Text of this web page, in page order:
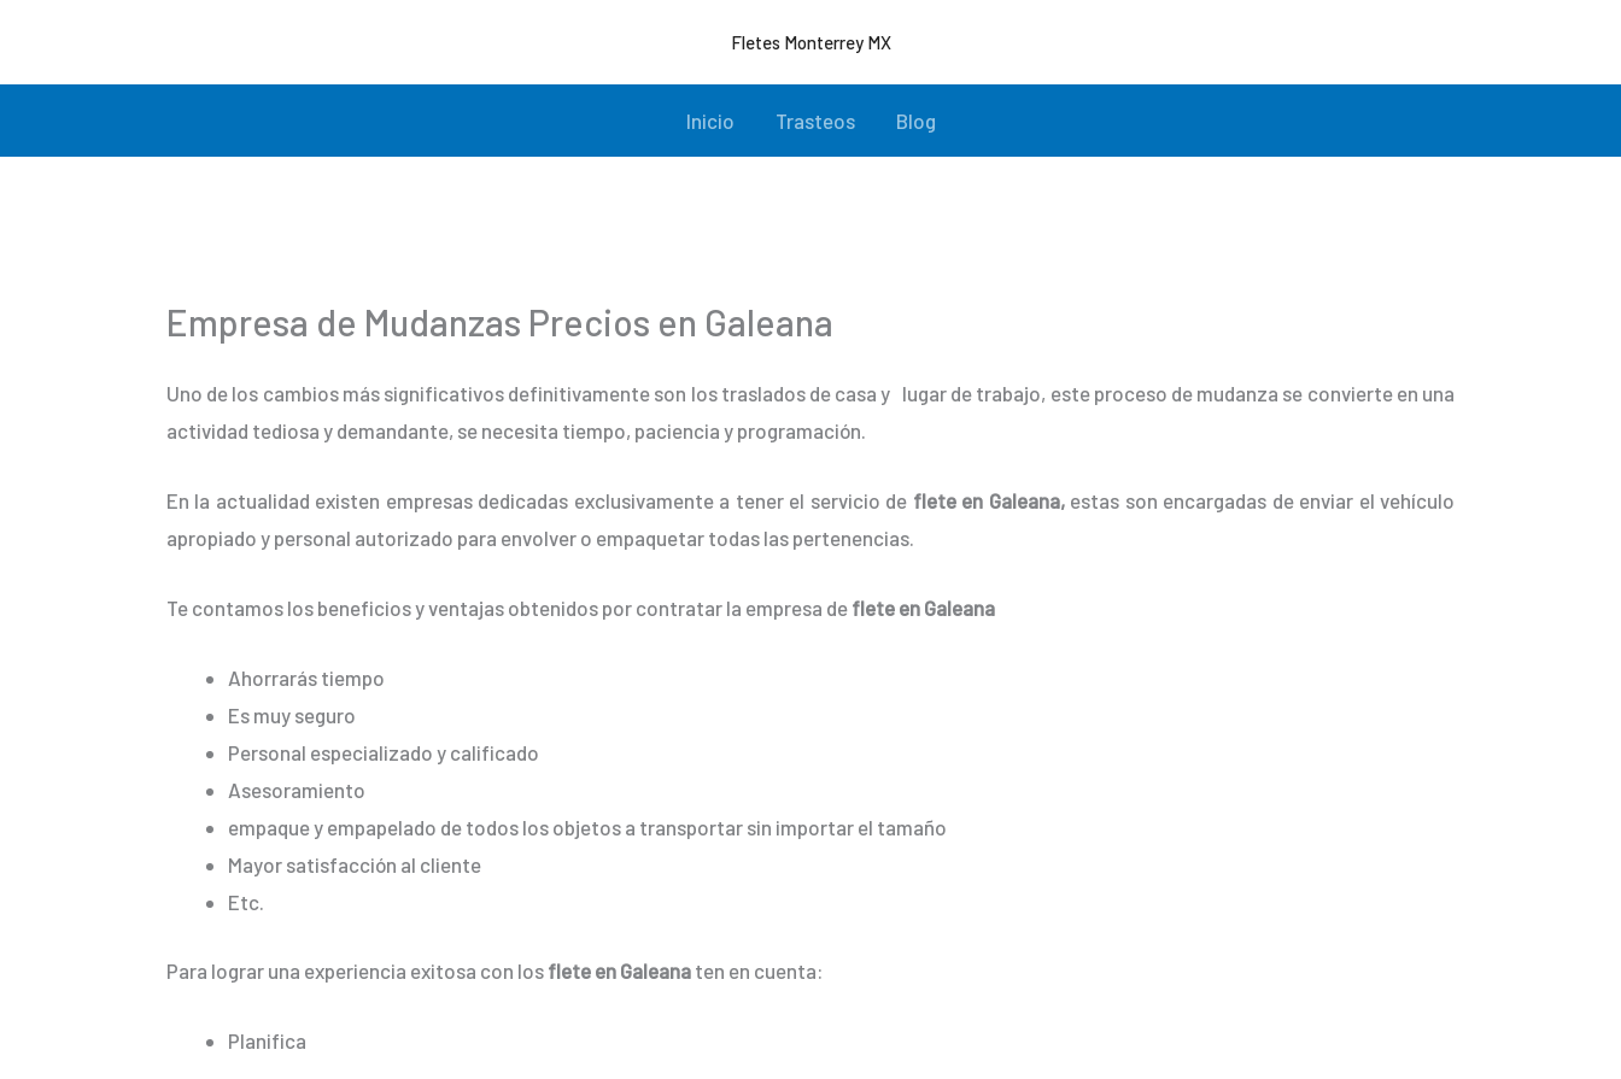
contenido
Fletes Monterrey MX
Inicio Trasteos Blog
Empresa de Mudanzas Precios en Galeana
Uno de los cambios más significativos definitivamente son los traslados de casa y lugar de trabajo, este proceso de mudanza se convierte en una
actividad tediosa y demandante, se necesita tiempo, paciencia y programación.
En la actualidad existen empresas dedicadas exclusivamente a tener el servicio de flete en Galeana,estas son encargadas de enviar el vehículo
apropiado y personal autorizado para envolver o empaquetar todas las pertenencias.
Te contamos los beneficios y ventajas obtenidos por contratar la empresa de flete en Galeana
Ahorrarás tiempo
Es muy seguro
Personal especializado y calificado
Asesoramiento
empaque y empapelado de todos los objetos a transportar sin importar el tamaño
Mayor satisfacción al cliente
Etc.
Para lograr una experiencia exitosa con los flete en Galeana ten en cuenta:
Planifica